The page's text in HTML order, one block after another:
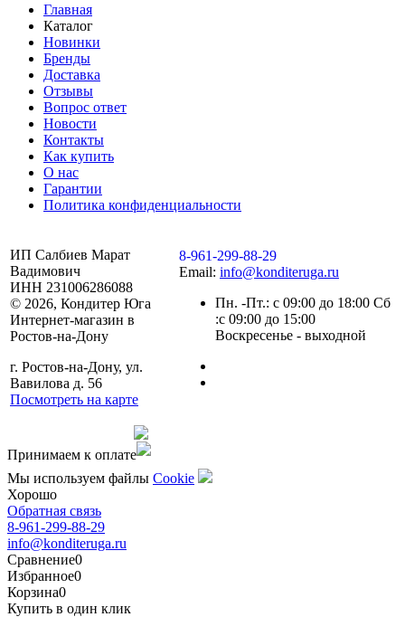
Главная
Каталог
Новинки
Бренды
Доставка
Отзывы
Вопрос ответ
Новости
Контакты
Как купить
О нас
Гарантии
Политика конфиденциальности
ИП Салбиев Марат
Вадимович
ИНН 231006286088
© 2026, Кондитер Юга
Интернет-магазин в
Ростов-на-Дону
г. Ростов-на-Дону, ул.
Вавилова д. 56
Посмотреть на карте
8-961-299-88-29
Email: info@konditeruga.ru
Пн. -Пт.: с 09:00 до 18:00 Сб
:с 09:00 до 15:00
Воскресенье - выходной
Принимаем к оплате
Мы используем файлы Сookie
Хорошо
Обратная связь
8-961-299-88-29
info@konditeruga.ru
Сравнение0
Избранное0
Корзина0
Купить в один клик